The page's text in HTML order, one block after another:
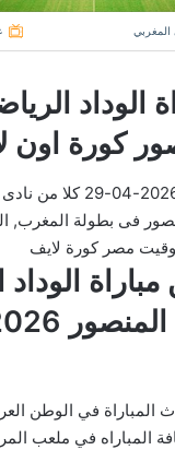
المغربي
الوداد
كورة اون
يلا شوت يلتقى اليوم
فى بطولة المغرب,
المباراة في الوطن
إستضافة المباراه في